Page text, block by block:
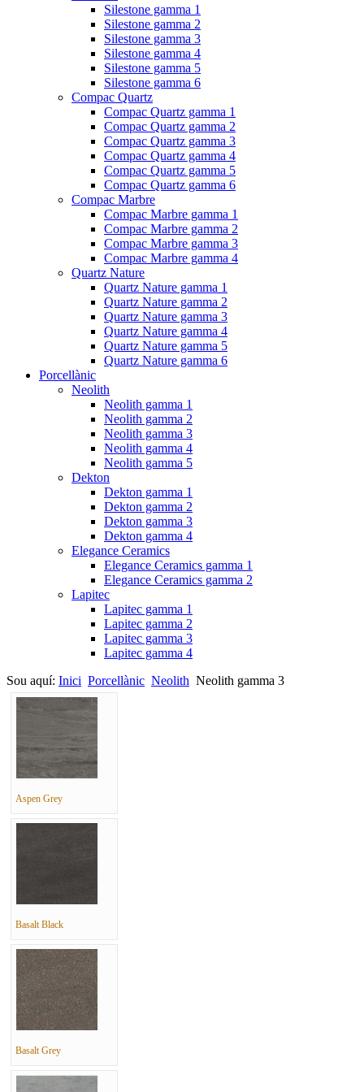
Silestone gamma 1
Silestone gamma 2
Silestone gamma 3
Silestone gamma 4
Silestone gamma 5
Silestone gamma 6
Compac Quartz
Compac Quartz gamma 1
Compac Quartz gamma 2
Compac Quartz gamma 3
Compac Quartz gamma 4
Compac Quartz gamma 5
Compac Quartz gamma 6
Compac Marbre
Compac Marbre gamma 1
Compac Marbre gamma 2
Compac Marbre gamma 3
Compac Marbre gamma 4
Quartz Nature
Quartz Nature gamma 1
Quartz Nature gamma 2
Quartz Nature gamma 3
Quartz Nature gamma 4
Quartz Nature gamma 5
Quartz Nature gamma 6
Porcellànic
Neolith
Neolith gamma 1
Neolith gamma 2
Neolith gamma 3
Neolith gamma 4
Neolith gamma 5
Dekton
Dekton gamma 1
Dekton gamma 2
Dekton gamma 3
Dekton gamma 4
Elegance Ceramics
Elegance Ceramics gamma 1
Elegance Ceramics gamma 2
Lapitec
Lapitec gamma 1
Lapitec gamma 2
Lapitec gamma 3
Lapitec gamma 4
Sou aquí: Inici Porcellànic Neolith Neolith gamma 3
Aspen Grey
Basalt Black
Basalt Grey